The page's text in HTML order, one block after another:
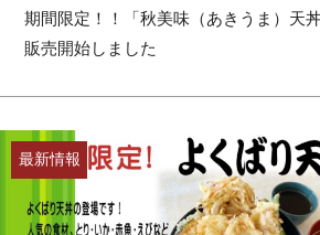
期間限定！！「秋美味（あきうま）天丼
販売開始しました
最新情報